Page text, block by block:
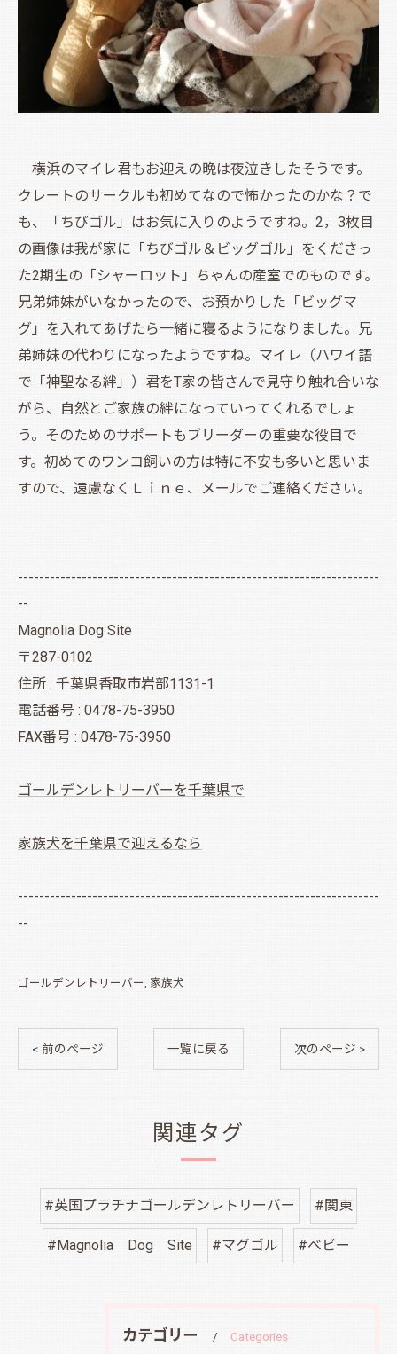
横浜のマイレ君もお迎えの晩は夜泣きしたそうです。
クレートのサークルも初めてなので怖かったのかな？で
も、「ちびゴル」はお気に入りのようですね。2，3枚目
の画像は我が家に「ちびゴル＆ビッグゴル」をくださっ
た2期生の「シャーロット」ちゃんの産室でのものです。
兄弟姉妹がいなかったので、お預かりした「ビッグマ
グ」を入れてあげたら一緒に寝るようになりました。兄
弟姉妹の代わりになったようですね。マイレ（ハワイ語
で「神聖なる絆」）君をT家の皆さんで見守り触れ合いな
がら、自然とご家族の絆になっていってくれるでしょ
う。そのためのサポートもブリーダーの重要な役目で
す。初めてのワンコ飼いの方は特に不安も多いと思いま
すので、遠慮なくＬｉｎｅ、メールでご連絡ください。
--------------------------------------------------------------------
--
Magnolia Dog Site
〒287-0102
住所 : 千葉県香取市岩部1131-1
電話番号 : 0478-75-3950
FAX番号 : 0478-75-3950
ゴールデンレトリーバーを千葉県で
家族犬を千葉県で迎えるなら
--------------------------------------------------------------------
--
ゴールデンレトリーバー 家族犬
< 前のページ 一覧に戻る 次のページ >
関連タグ
#英国プラチナゴールデンレトリーバー #関東
#Magnolia Dog Site #マグゴル #ベビー
カテゴリー Categories